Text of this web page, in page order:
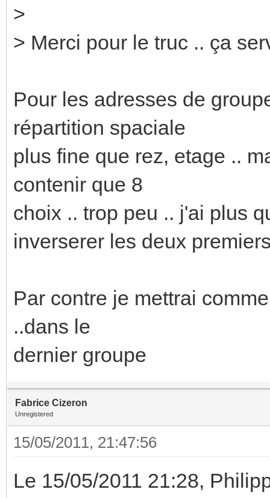
>
> Merci pour le truc .. ça
Pour les adresses de
répartition spaciale
plus fine que rez, etage ..
contenir que 8
choix .. trop peu .. j'ai plus
inverserer les deux
Par contre je mettrai
..dans le
dernier groupe
Fabrice Cizeron
Unregistered
15/05/2011, 21:47:56
Le 15/05/2011 21:28,